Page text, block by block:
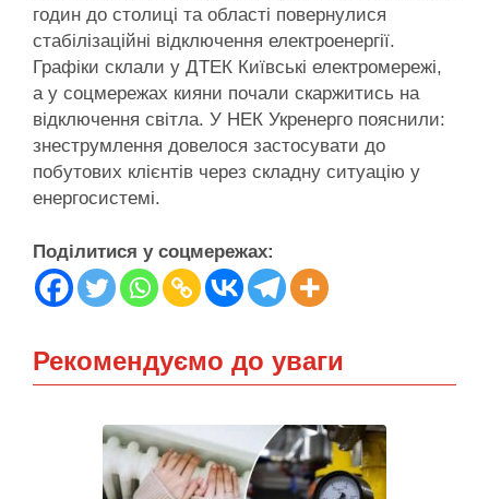
годин до столиці та області повернулися
стабілізаційні відключення електроенергії.
Графіки склали у ДТЕК Київські електромережі,
а у соцмережах кияни почали скаржитись на
відключення світла. У НЕК Укренерго пояснили:
знеструмлення довелося застосувати до
побутових клієнтів через складну ситуацію у
енергосистемі.
Поділитися у соцмережах:
Рекомендуємо до уваги